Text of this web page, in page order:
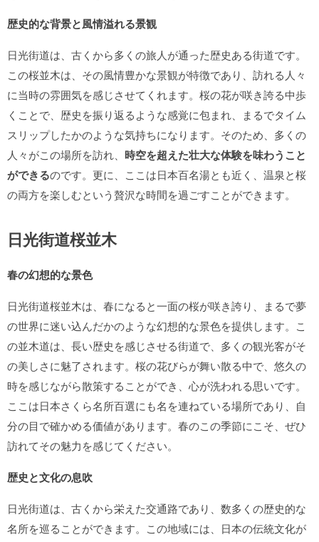
歴史的な背景と風情溢れる景観
日光街道は、古くから多くの旅人が通った歴史ある街道です。
この桜並木は、その風情豊かな景観が特徴であり、訪れる人々
に当時の雰囲気を感じさせてくれます。桜の花が咲き誇る中歩
くことで、歴史を振り返るような感覚に包まれ、まるでタイム
スリップしたかのような気持ちになります。そのため、多くの
人々がこの場所を訪れ、 時空を超えた壮大な体験を味わうこと
ができるのです。更に、ここは日本百名湯とも近く、温泉と桜
の両方を楽しむという贅沢な時間を過ごすことができます。
日光街道桜並木
春の幻想的な景色
日光街道桜並木は、春になると一面の桜が咲き誇り、まるで夢
の世界に迷い込んだかのような幻想的な景色を提供します。こ
の並木道は、長い歴史を感じさせる街道で、多くの観光客がそ
の美しさに魅了されます。桜の花びらが舞い散る中で、悠久の
時を感じながら散策することができ、心が洗われる思いです。
ここは日本さくら名所百選にも名を連ねている場所であり、自
分の目で確かめる価値があります。春のこの季節にこそ、ぜひ
訪れてその魅力を感じてください。
歴史と文化の息吹
日光街道は、古くから栄えた交通路であり、数多くの歴史的な
名所を巡ることができます。この地域には、日本の伝統文化が